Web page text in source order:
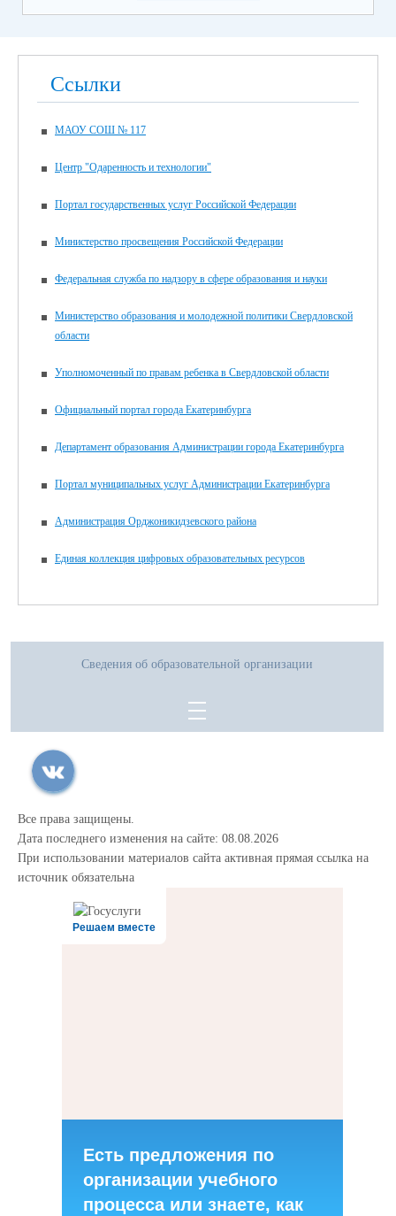
Ссылки
МАОУ СОШ № 117
Центр "Одаренность и технологии"
Портал государственных услуг Российской Федерации
Министерство просвещения Российской Федерации
Федеральная служба по надзору в сфере образования и науки
Министерство образования и молодежной политики Свердловской
области
Уполномоченный по правам ребенка в Свердловской области
Официальный портал города Екатеринбурга
Департамент образования Администрации города Екатеринбурга
Портал муниципальных услуг Администрации Екатеринбурга
Администрация Орджоникидзевского района
Единая коллекция цифровых образовательных ресурсов
Сведения об образовательной организации
Все права защищены.
Дата последнего изменения на сайте: 08.08.2026
При использовании материалов сайта активная прямая ссылка на
источник обязательна
Решаем вместе
Есть предложения по
организации учебного
процесса или знаете, как